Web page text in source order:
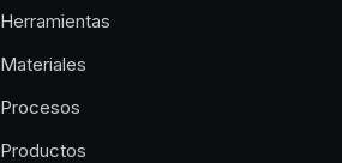
Herramientas
Materiales
Procesos
Productos